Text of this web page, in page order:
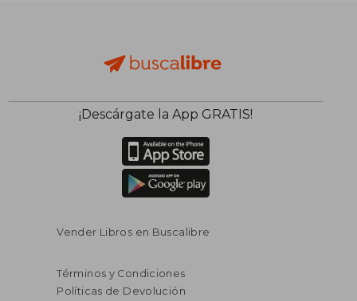
¡Descárgate la App GRATIS!
Vender Libros en Buscalibre
Términos y Condiciones
Políticas de Devolución